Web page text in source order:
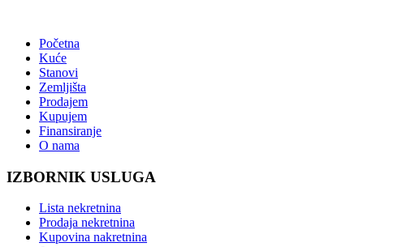
Početna
Kuće
Stanovi
Zemljišta
Prodajem
Kupujem
Finansiranje
O nama
IZBORNIK USLUGA
Lista nekretnina
Prodaja nekretnina
Kupovina nakretnina